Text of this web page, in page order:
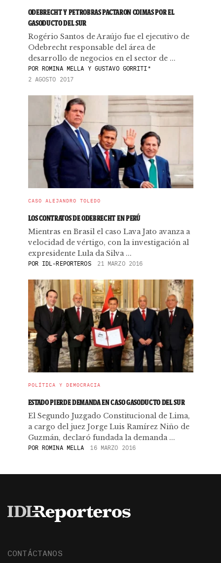
ODEBRECHT Y PETROBRAS PACTARON COIMAS POR EL
GASODUCTO DEL SUR
Rogério Santos de Araújo fue el ejecutivo de
Odebrecht responsable del área de
desarrollo de negocios en el sector de ...
PORROMINA MELLA Y GUSTAVO GORRITI*
2 AGOSTO 2017
CASO ALEJANDRO TOLEDO
LOS CONTRATOS DE ODEBRECHT EN PERÚ
Mientras en Brasil el caso Lava Jato avanza a
velocidad de vértigo, con la investigación al
expresidente Lula da Silva ...
PORIDL-REPORTEROS 21 MARZO 2016
POLÍTICA Y DEMOCRACIA
ESTADO PIERDE DEMANDA EN CASO GASODUCTO DEL SUR
El Segundo Juzgado Constitucional de Lima,
a cargo del juez Jorge Luis Ramírez Niño de
Guzmán, declaró fundada la demanda ...
POR ROMINA MELLA 16 MARZO 2016
CONTÁCTANOS